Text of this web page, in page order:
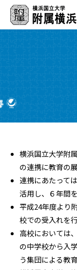
横浜国立大学附
の連携に教育の
連携にあたって
活用し、６年間
平成24年度より
校での受入れを行
高校においては
の中学校から入
う集団による教